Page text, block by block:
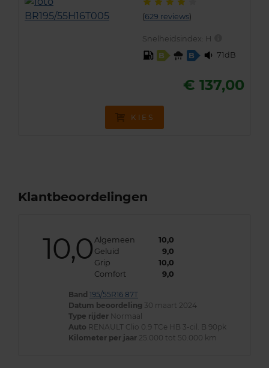
(629 reviews)
Snelheidsindex: H
B
B 71dB
€ 137,00
KIES
Klantbeoordelingen
10,0 Algemeen
10,0
Geluid
9,0
Grip
10,0
Comfort
9,0
Band 195/55R16 87T
Datum beoordeling 30 maart 2024
Type rijder Normaal
Auto RENAULT Clio 0.9 TCe HB 3-cil. B 90pk
Kilometer per jaar 25.000 tot 50.000 km